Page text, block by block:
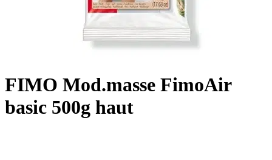
FIMO Mod.masse FimoAir
basic 500g haut